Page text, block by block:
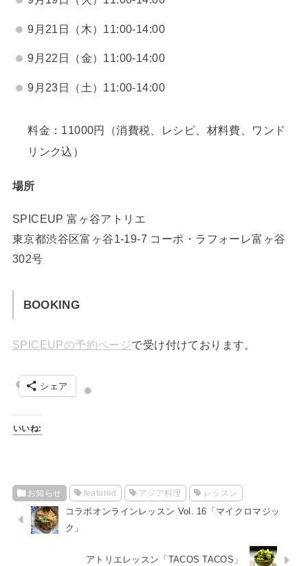
9月21日（木）11:00-14:00
9月22日（金）11:00-14:00
9月23日（土）11:00-14:00
料金：11000円（消費税、レシピ、材料費、ワンド
リンク込）
場所
SPICEUP 富ヶ谷アトリエ
東京都渋谷区富ヶ谷1-19-7 コーポ・ラフォーレ富ヶ谷
302号
BOOKING
SPICEUPの予約ページで受け付けております。
シェア
いいね:
お知らせ featured アジア料理 レッスン
コラボオンラインレッスン Vol. 16「マイクロマジッ
ク」
アトリエレッスン「TACOS TACOS」